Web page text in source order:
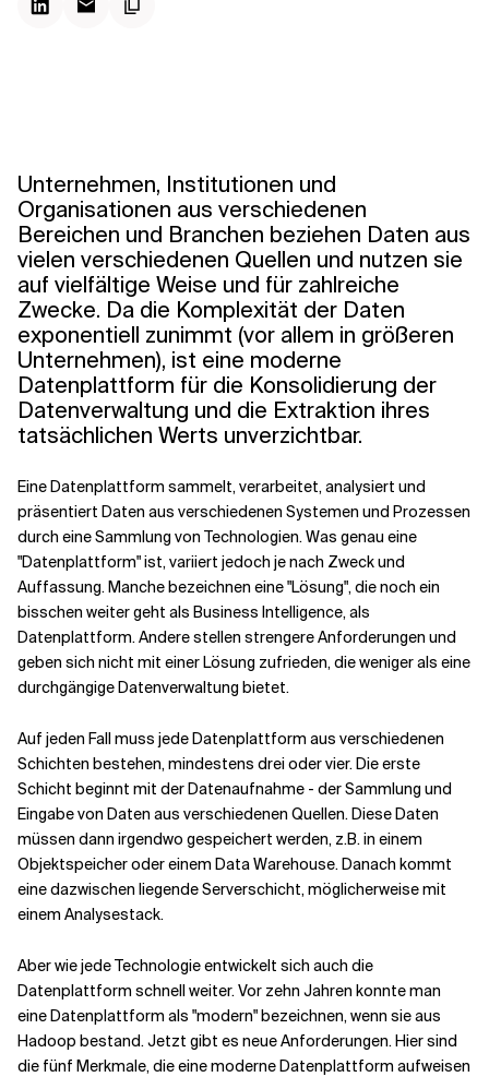
Verwandte Themen
Unternehmen, Institutionen und
Organisationen aus verschiedenen
Bereichen und Branchen beziehen Daten aus
vielen verschiedenen Quellen und nutzen sie
auf vielfältige Weise und für zahlreiche
Zwecke. Da die Komplexität der Daten
exponentiell zunimmt (vor allem in größeren
Unternehmen), ist eine moderne
Datenplattform für die Konsolidierung der
Datenverwaltung und die Extraktion ihres
tatsächlichen Werts unverzichtbar.
Eine Datenplattform sammelt, verarbeitet, analysiert und
präsentiert Daten aus verschiedenen Systemen und Prozessen
durch eine Sammlung von Technologien. Was genau eine
"Datenplattform" ist, variiert jedoch je nach Zweck und
Auffassung. Manche bezeichnen eine "Lösung", die noch ein
bisschen weiter geht als Business Intelligence, als
Datenplattform. Andere stellen strengere Anforderungen und
geben sich nicht mit einer Lösung zufrieden, die weniger als eine
durchgängige Datenverwaltung bietet.
Auf jeden Fall muss jede Datenplattform aus verschiedenen
Schichten bestehen, mindestens drei oder vier. Die erste
Schicht beginnt mit der Datenaufnahme - der Sammlung und
Eingabe von Daten aus verschiedenen Quellen. Diese Daten
müssen dann irgendwo gespeichert werden, z.B. in einem
Objektspeicher oder einem Data Warehouse. Danach kommt
eine dazwischen liegende Serverschicht, möglicherweise mit
einem Analysestack.
Aber wie jede Technologie entwickelt sich auch die
Datenplattform schnell weiter. Vor zehn Jahren konnte man
eine Datenplattform als "modern" bezeichnen, wenn sie aus
Hadoop bestand. Jetzt gibt es neue Anforderungen. Hier sind
die fünf Merkmale, die eine moderne Datenplattform aufweisen